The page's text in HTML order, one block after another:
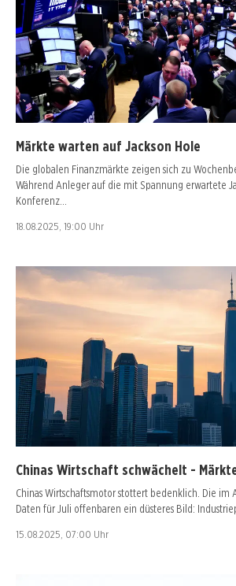
Märkte warten auf Jackson Hole
Die globalen Finanzmärkte zeigen sich zu
Während Anleger auf die mit Spannung erwartete
Konferenz…
18.08.2025, 19:00 Uhr
Chinas Wirtschaft schwächelt -
Chinas Wirtschaftsmotor stottert bedenklich. Die
Daten für Juli offenbaren ein düsteres Bild:
15.08.2025, 07:00 Uhr